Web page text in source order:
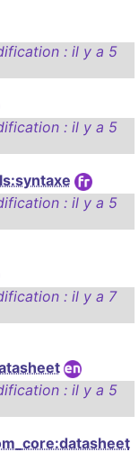
: il y a 5
: il y a 5
: il y a 5
: il y a 7
: il y a 5